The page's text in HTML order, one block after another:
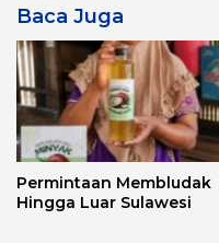
Baca Juga
Permintaan Membludak
Hingga Luar Sulawesi